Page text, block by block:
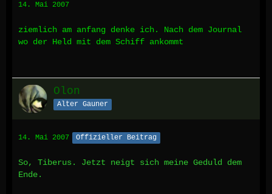
14. Mai 2007
ziemlich am anfang denke ich. Nach dem Journal
wo der Held mit dem Schiff ankommt
Olon
Alter Gauner
14. Mai 2007 Offizieller Beitrag
So, Tiberus. Jetzt neigt sich meine Geduld dem
Ende.